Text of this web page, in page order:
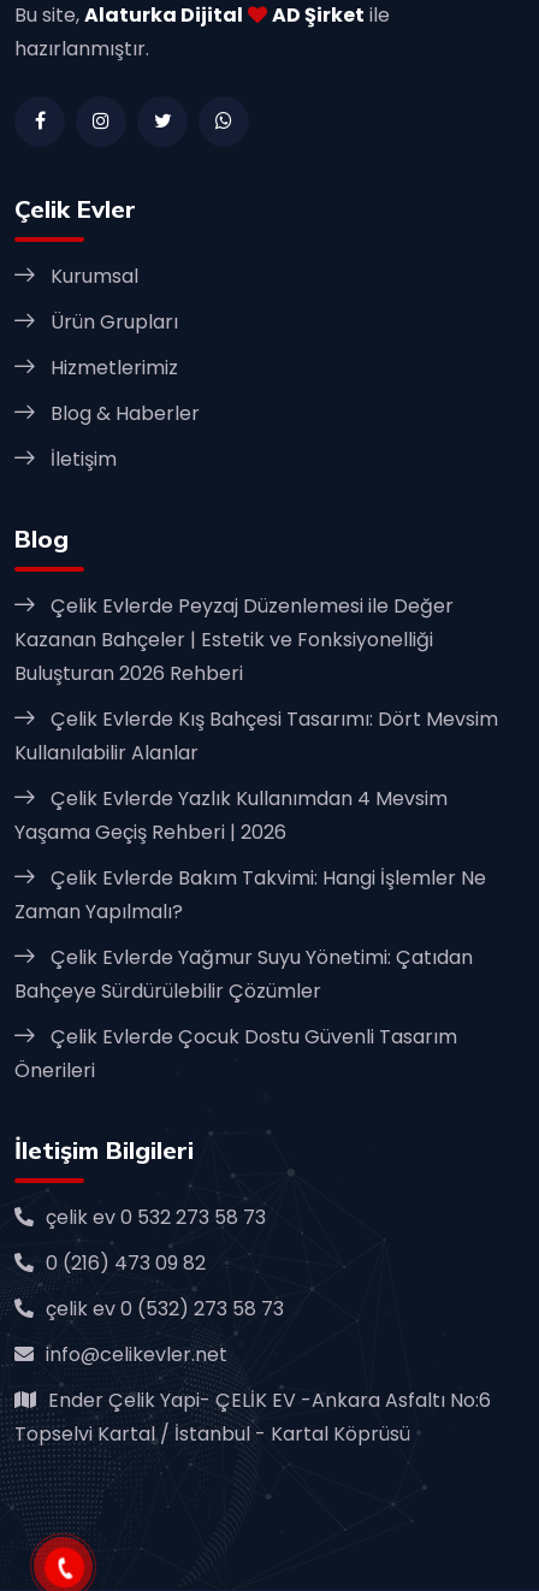
Bu site,Alaturka Dijital AD Şirket ile
hazırlanmıştır.
Çelik Evler
Kurumsal
Ürün Grupları
Hizmetlerimiz
Blog & Haberler
İletişim
Blog
Çelik Evlerde Peyzaj Düzenlemesi ile Değer
Kazanan Bahçeler | Estetik ve Fonksiyonelliği
Buluşturan 2026 Rehberi
Çelik Evlerde Kış Bahçesi Tasarımı: Dört Mevsim
Kullanılabilir Alanlar
Çelik Evlerde Yazlık Kullanımdan 4 Mevsim
Yaşama Geçiş Rehberi | 2026
Çelik Evlerde Bakım Takvimi: Hangi İşlemler Ne
Zaman Yapılmalı?
Çelik Evlerde Yağmur Suyu Yönetimi: Çatıdan
Bahçeye Sürdürülebilir Çözümler
Çelik Evlerde Çocuk Dostu Güvenli Tasarım
Önerileri
İletişim Bilgileri
çelik ev 0 532 273 58 73
0 (216) 473 09 82
çelik ev 0 (532) 273 58 73
info@celikevler.net
Ender Çelik Yapi- ÇELİK EV -Ankara Asfaltı No:6
Topselvi Kartal / İstanbul - Kartal Köprüsü